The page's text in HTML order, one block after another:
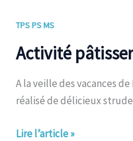
TPS PS MS
Activité
A la veille des vacances
réalisé de délicieux
Activité
en
Lire l’article »